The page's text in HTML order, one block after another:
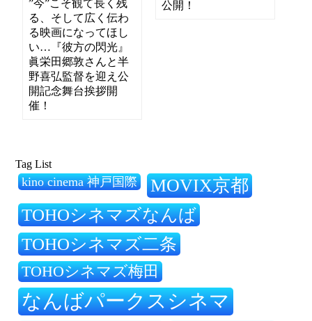
公開！
”今”こそ観て長く残
る、そして広く伝わ
る映画になってほし
い…『彼方の閃光』
眞栄田郷敦さんと半
野喜弘監督を迎え公
開記念舞台挨拶開
催！
Tag List
kino cinema 神戸国際 MOVIX京都
TOHOシネマズなんば
TOHOシネマズ二条
TOHOシネマズ梅田
なんばパークスシネマ